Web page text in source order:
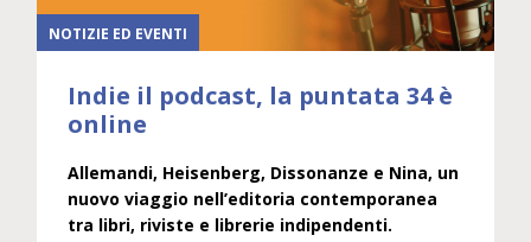
NOTIZIE ED EVENTI
Indie il podcast, la puntata 34 è
online
Allemandi, Heisenberg, Dissonanze e Nina, un
nuovo viaggio nell’editoria contemporanea
tra libri, riviste e librerie indipendenti.